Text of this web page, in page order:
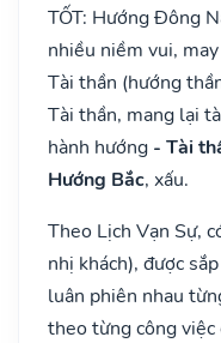
TỐT: Hướng Đông
nhiều niềm vui,
Tài thần (hướng
Tài thần, mang lại
hành hướng - Tài
Hướng Bắc, xấu.
Theo Lịch Vạn Sự,
nhị khách), được
luân phiên nhau
theo từng công việc